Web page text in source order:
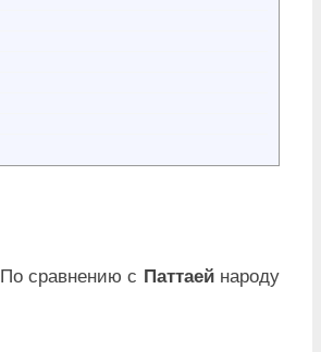
По сравнению с Паттаей народу